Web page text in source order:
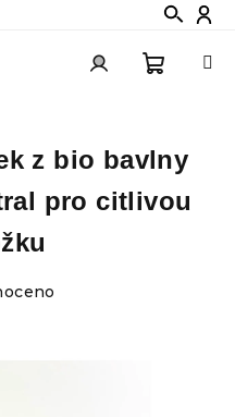
Hledat
košík
z bio bavlny
pro citlivou